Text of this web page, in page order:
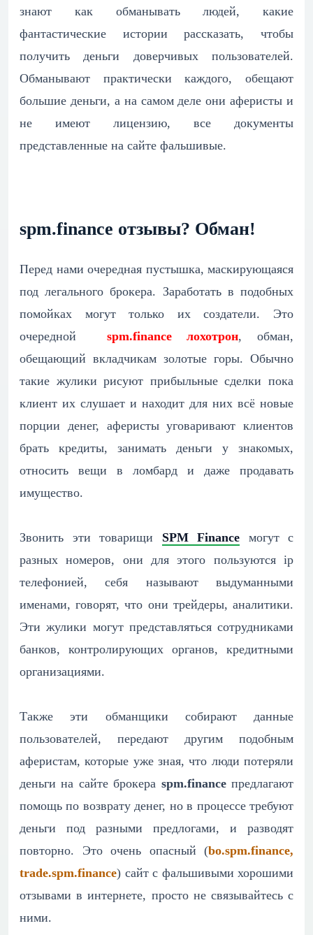
знают как обманывать людей, какие
фантастические истории рассказать, чтобы
получить деньги доверчивых пользователей.
Обманывают практически каждого, обещают
большие деньги, а на самом деле они аферисты и
не имеют лицензию, все документы
представленные на сайте фальшивые.
spm.finance отзывы? Обман!
Перед нами очередная пустышка, маскирующаяся
под легального брокера. Заработать в подобных
помойках могут только их создатели. Это
очередной spm.finance лохотрон, обман,
обещающий вкладчикам золотые горы. Обычно
такие жулики рисуют прибыльные сделки пока
клиент их слушает и находит для них всё новые
порции денег, аферисты уговаривают клиентов
брать кредиты, занимать деньги у знакомых,
относить вещи в ломбард и даже продавать
имущество.
Звонить эти товарищи SPM Finance
могут с
разных номеров, они для этого пользуются ip
телефонией, себя называют выдуманными
именами, говорят, что они трейдеры, аналитики.
Эти жулики могут представляться сотрудниками
банков, контролирующих органов, кредитными
организациями.
Также эти обманщики собирают данные
пользователей, передают другим подобным
аферистам, которые уже зная, что люди потеряли
деньги на сайте брокера spm.financeпредлагают
помощь по возврату денег, но в процессе требуют
деньги под разными предлогами, и разводят
повторно. Это очень опасный (bo.spm.finance,
trade.spm.finance) сайт с фальшивыми хорошими
отзывами в интернете, просто не связывайтесь с
ними.